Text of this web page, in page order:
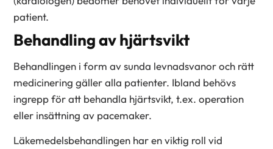
patient.
Behandling av hjärtsvikt
Behandlingen i form av sunda levnadsvanor och rätt
medicinering gäller alla patienter. Ibland behövs
ingrepp för att behandla hjärtsvikt, t.ex. operation
eller insättning av pacemaker.
Läkemedelsbehandlingen har en viktig roll vid